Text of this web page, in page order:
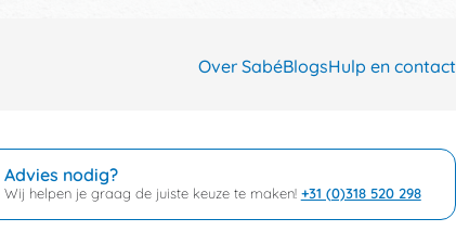
Over SabéBlogsHulp en contact
Advies nodig?
Wij helpen je graag de juiste keuze te maken! +31 (0)318 520 298